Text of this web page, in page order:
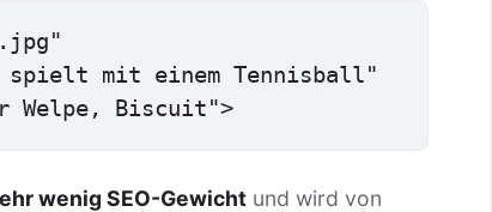
Welpe, Biscuit">
wenig SEO-Gewicht und wird von